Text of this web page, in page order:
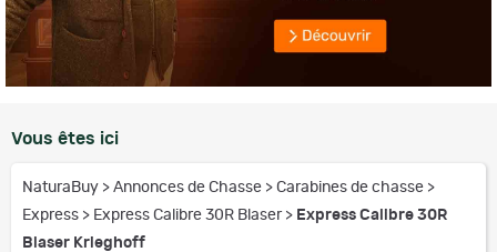
Vous êtes ici
NaturaBuy > Annonces de Chasse > Carabines de chasse >
Express > Express Calibre 30R Blaser > Express Calibre 30R
Blaser Krieghoff